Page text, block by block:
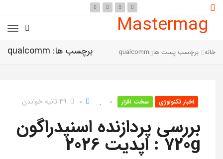
Mastermag
برچسب ها: qualcomm خانه برچسب پست ها qualcomm
اخبار تکنولوژی سخت افزار 0
0 49 ثانیه خواندن
بررسی پردازنده اسنپدراگون
720g : اپدیت 2026